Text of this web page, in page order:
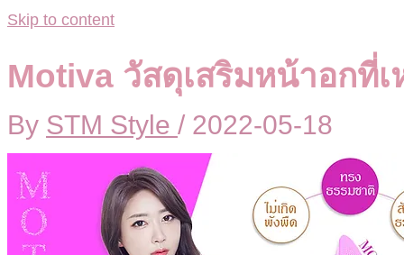
Skip to content
Motiva วัสดุเสริมหน้าอกที่
By STM Style / 2022-05-18